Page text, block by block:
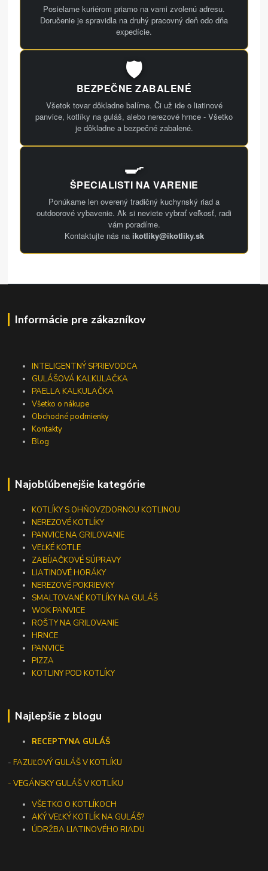
Posielame kuriérom priamo na vami zvolenú adresu.
Doručenie je spravidla na druhý pracovný deň odo dňa
expedície.
🛡️
BEZPEČNE ZABALENÉ
Všetok tovar dôkladne balíme. Či už ide o liatinové
panvice, kotlíky na guláš, alebo nerezové hrnce - Všetko
je dôkladne a bezpečné zabalené.
🍳
ŠPECIALISTI NA VARENIE
Ponúkame len overený tradičný kuchynský riad a
outdoorové vybavenie. Ak si neviete vybrať veľkosť, radi
vám poradíme.
Kontaktujte nás na ikotliky@ikotliky.sk
Informácie pre zákazníkov
INTELIGENTNÝ SPRIEVODCA
GULÁŠOVÁ KALKULAČKA
PAELLA KALKULAČKA
Všetko o nákupe
Obchodné podmienky
Kontakty
Blog
Najobľúbenejšie kategórie
KOTLÍKY S OHŇOVZDORNOU KOTLINOU
NEREZOVÉ KOTLÍKY
PANVICE NA GRILOVANIE
VEĽKÉ KOTLE
ZABÍJAČKOVÉ SÚPRAVY
LIATINOVÉ HORÁKY
NEREZOVÉ POKRIEVKY
SMALTOVANÉ KOTLÍKY NA GULÁŠ
WOK PANVICE
ROŠTY NA GRILOVANIE
HRNCE
PANVICE
PIZZA
KOTLINY POD KOTLÍKY
Najlepšie z blogu
RECEPTYNA GULÁŠ
-FAZUĽOVÝ GULÁŠ V KOTLÍKU
- VEGÁNSKY GULÁŠ V KOTLÍKU
VŠETKO O KOTLÍKOCH
AKÝ VEĽKÝ KOTLÍK NA GULÁŠ?
ÚDRŽBA LIATINOVÉHO RIADU